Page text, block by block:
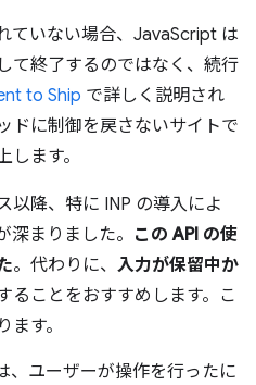
ていない場合、JavaScript は
て終了するのではなく、続行
to Ship で詳しく説明され
ドに制御を戻さないサイトで
ます。
以降、特に INP の導入によ
深まりました。 この API の使
。代わりに、 入力が保留中か
ることをおすすめします。こ
す。
、ユーザーが操作を行ったに